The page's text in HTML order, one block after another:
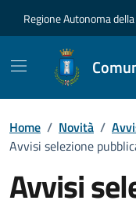
Regione Autonoma
Home / Novità /
Avvisi selezione
Avvisi